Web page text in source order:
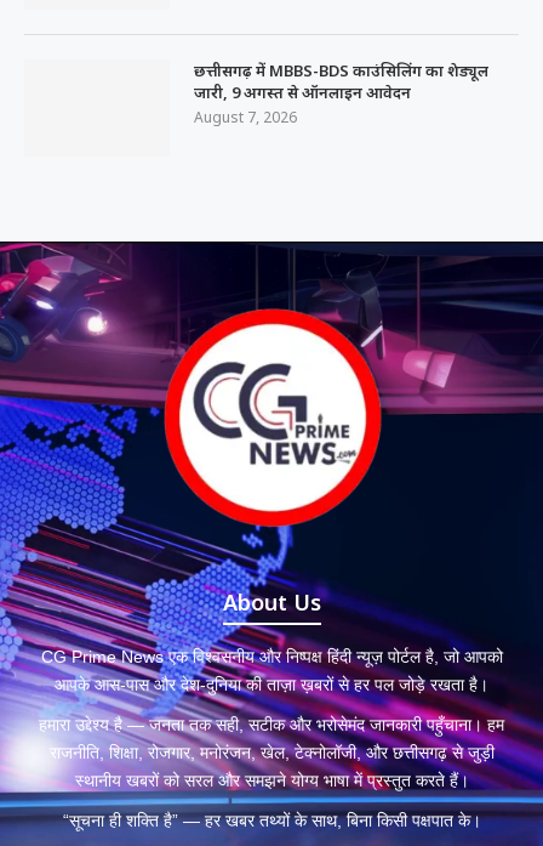
छत्तीसगढ़ में MBBS-BDS काउंसिलिंग का शेड्यूल
जारी, 9 अगस्त से ऑनलाइन आवेदन
August 7, 2026
About Us
CG Prime News एक विश्वसनीय और निष्पक्ष हिंदी न्यूज़ पोर्टल है, जो आपको
आपके आस-पास और देश-दुनिया की ताज़ा ख़बरों से हर पल जोड़े रखता है।
हमारा उद्देश्य है — जनता तक सही, सटीक और भरोसेमंद जानकारी पहुँचाना। हम
राजनीति, शिक्षा, रोजगार, मनोरंजन, खेल, टेक्नोलॉजी, और छत्तीसगढ़ से जुड़ी
स्थानीय खबरों को सरल और समझने योग्य भाषा में प्रस्तुत करते हैं।
“सूचना ही शक्ति है” — हर खबर तथ्यों के साथ, बिना किसी पक्षपात के।